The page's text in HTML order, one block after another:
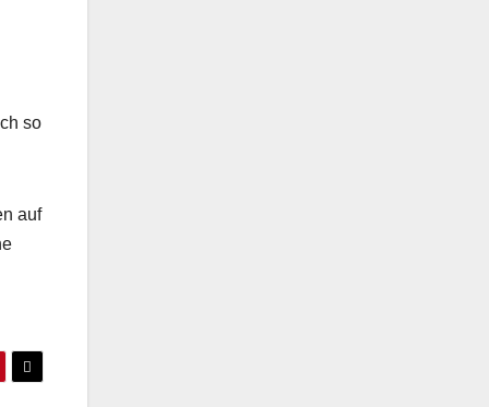
so
auf